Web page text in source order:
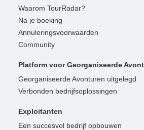
Waarom TourRadar?
Na je boeking
Annuleringsvoorwaarden
Community
Platform voor Georganiseerde
Georganiseerde Avonturen uitgelegd
Verbonden bedrijfsoplossingen
Exploitanten
Een succesvol bedrijf opbouwen